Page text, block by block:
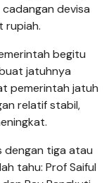
devisa
rupiah.
begitu
jatuhnya
pemerintah jatuh
relatif stabil,
dengan tiga atau
tahu: Prof Saiful